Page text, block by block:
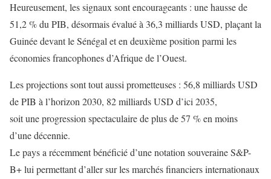
Heureusement, les signaux sont encourageants : une hausse de
51,2 % du PIB, désormais évalué à 36,3 milliards USD, plaçant la
Guinée devant le Sénégal et en deuxième position parmi les
économies francophones d’Afrique de l’Ouest.
Les projections sont tout aussi prometteuses : 56,8 milliards USD
de PIB à l’horizon 2030, 82 milliards USD d’ici 2035,
soit une progression spectaculaire de plus de 57 % en moins
d’une décennie.
Le pays a récemment bénéficié d’une notation souveraine S&P-
B+ lui permettant d’aller sur les marchés financiers internationaux